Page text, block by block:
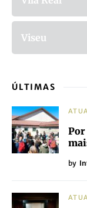
Viseu
ÚLTIMAS
by